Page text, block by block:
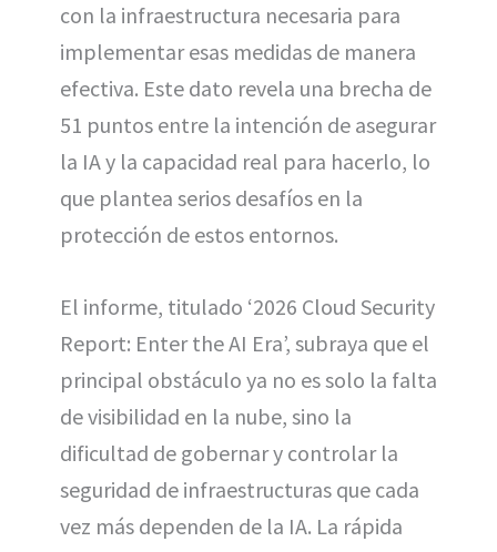
con la infraestructura necesaria para
implementar esas medidas de manera
efectiva. Este dato revela una brecha de
51 puntos entre la intención de asegurar
la IA y la capacidad real para hacerlo, lo
que plantea serios desafíos en la
protección de estos entornos.
El informe, titulado ‘2026 Cloud Security
Report: Enter the AI Era’, subraya que el
principal obstáculo ya no es solo la falta
de visibilidad en la nube, sino la
dificultad de gobernar y controlar la
seguridad de infraestructuras que cada
vez más dependen de la IA. La rápida